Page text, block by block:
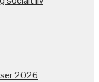
2026